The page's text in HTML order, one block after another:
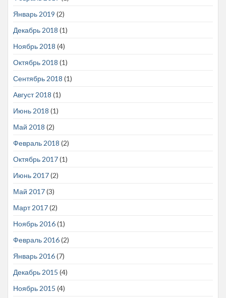
Январь 2019 (2)
Декабрь 2018 (1)
Ноябрь 2018 (4)
Октябрь 2018 (1)
Сентябрь 2018 (1)
Август 2018 (1)
Июнь 2018 (1)
Май 2018 (2)
Февраль 2018 (2)
Октябрь 2017(1)
Июнь 2017(2)
Май 2017(3)
Март 2017(2)
Ноябрь 2016(1)
Февраль 2016(2)
Январь 2016(7)
Декабрь 2015 (4)
Ноябрь 2015 (4)